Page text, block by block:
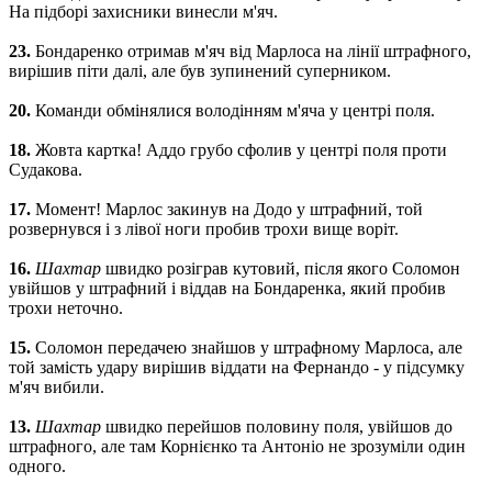
На підборі захисники винесли м'яч.
23. Бондаренко отримав м'яч від Марлоса на лінії штрафного,
вирішив піти далі, але був зупинений суперником.
20. Команди обмінялися володінням м'яча у центрі поля.
18. Жовта картка! Аддо грубо сфолив у центрі поля проти
Судакова.
17. Момент! Марлос закинув на Додо у штрафний, той
розвернувся і з лівої ноги пробив трохи вище воріт.
16. Шахтар швидко розіграв кутовий, після якого Соломон
увійшов у штрафний і віддав на Бондаренка, який пробив
трохи неточно.
15. Соломон передачею знайшов у штрафному Марлоса, але
той замість удару вирішив віддати на Фернандо - у підсумку
м'яч вибили.
13. Шахтар швидко перейшов половину поля, увійшов до
штрафного, але там Корнієнко та Антоніо не зрозуміли один
одного.